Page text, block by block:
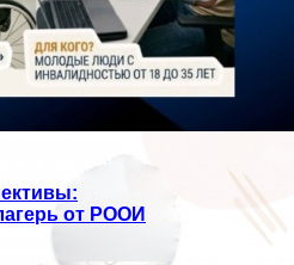
от РООИ